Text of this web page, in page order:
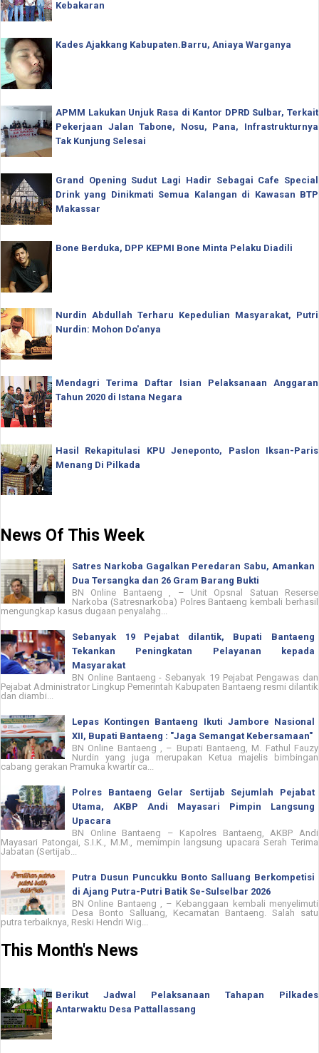
Kebakaran
Kades Ajakkang Kabupaten.Barru, Aniaya Warganya
APMM Lakukan Unjuk Rasa di Kantor DPRD Sulbar, Terkait
Pekerjaan Jalan Tabone, Nosu, Pana, Infrastrukturnya
Tak Kunjung Selesai
Grand Opening Sudut Lagi Hadir Sebagai Cafe Special
Drink yang Dinikmati Semua Kalangan di Kawasan BTP
Makassar
Bone Berduka, DPP KEPMI Bone Minta Pelaku Diadili
Nurdin Abdullah Terharu Kepedulian Masyarakat, Putri
Nurdin: Mohon Do'anya
Mendagri Terima Daftar Isian Pelaksanaan Anggaran
Tahun 2020 di Istana Negara
Hasil Rekapitulasi KPU Jeneponto, Paslon Iksan-Paris
Menang Di Pilkada
News Of This Week
Satres Narkoba Gagalkan Peredaran Sabu, Amankan
Dua Tersangka dan 26 Gram Barang Bukti
BN Online Bantaeng , – Unit Opsnal Satuan Reserse
Narkoba (Satresnarkoba) Polres Bantaeng kembali berhasil
mengungkap kasus dugaan penyalahg...
Sebanyak 19 Pejabat dilantik, Bupati Bantaeng
Tekankan Peningkatan Pelayanan kepada
Masyarakat
BN Online Bantaeng - Sebanyak 19 Pejabat Pengawas dan
Pejabat Administrator Lingkup Pemerintah Kabupaten Bantaeng resmi dilantik
dan diambi...
Lepas Kontingen Bantaeng Ikuti Jambore Nasional
XII, Bupati Bantaeng : "Jaga Semangat Kebersamaan"
BN Online Bantaeng , – Bupati Bantaeng, M. Fathul Fauzy
Nurdin yang juga merupakan Ketua majelis bimbingan
cabang gerakan Pramuka kwartir ca...
Polres Bantaeng Gelar Sertijab Sejumlah Pejabat
Utama, AKBP Andi Mayasari Pimpin Langsung
Upacara
BN Online Bantaeng – Kapolres Bantaeng, AKBP Andi
Mayasari Patongai, S.I.K., M.M., memimpin langsung upacara Serah Terima
Jabatan (Sertijab...
Putra Dusun Puncukku Bonto Salluang Berkompetisi
di Ajang Putra-Putri Batik Se-Sulselbar 2026
BN Online Bantaeng , – Kebanggaan kembali menyelimuti
Desa Bonto Salluang, Kecamatan Bantaeng. Salah satu
putra terbaiknya, Reski Hendri Wig...
This Month's News
Berikut Jadwal Pelaksanaan Tahapan Pilkades
Antarwaktu Desa Pattallassang